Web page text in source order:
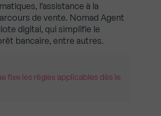
l’assistance à la
de vente. Nomad Agent
digital, qui simplifie le
bancaire, entre autres.
fixe les règles applicables dès le